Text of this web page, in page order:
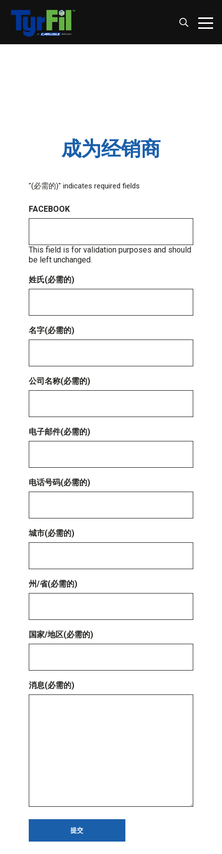
成为经销商
"(必需的)" indicates required fields
FACEBOOK
This field is for validation purposes and should
be left unchanged.
姓氏(必需的)
名字(必需的)
公司名称(必需的)
电子邮件(必需的)
电话号码(必需的)
城市(必需的)
州/省(必需的)
国家/地区(必需的)
消息(必需的)